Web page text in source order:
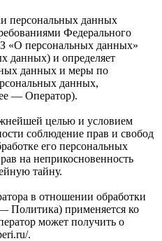
персональных данных
Федерального
«О персональных данных»
данных) и определяет
данных и меры по
данных,
— Оператор).
целью и условием
соблюдение прав и свобод
его персональных
на неприкосновенность
тайну.
в отношении обработки
Политика) применяется ко
может получить о
.